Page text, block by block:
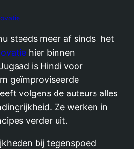
steeds meer af sinds het
hier binnen
is Hindi voor
geïmproviseerde
volgens de auteurs alles
Ze werken in
verder uit.
bij tegenspoed